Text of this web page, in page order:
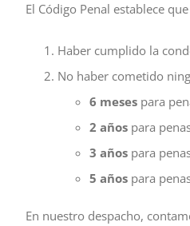
El Código Penal establece
Haber cumplido la
No haber cometido
6 mesespara
2 añospara
3 añospara
5 añospara
En nuestro despacho,